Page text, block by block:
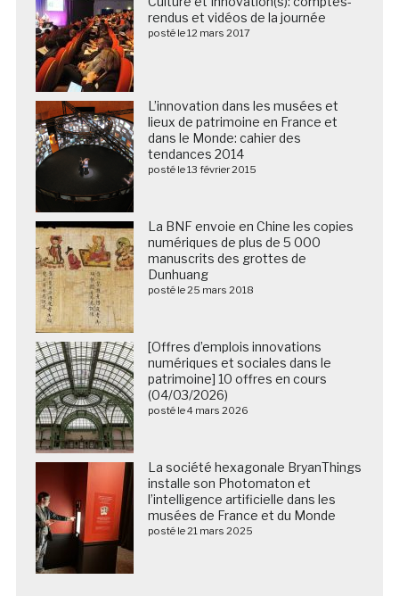
rendus et vidéos de la journée
posté le 12 mars 2017
L’innovation dans les musées et
lieux de patrimoine en France et
dans le Monde: cahier des
tendances 2014
posté le 13 février 2015
La BNF envoie en Chine les copies
numériques de plus de 5 000
manuscrits des grottes de
Dunhuang
posté le 25 mars 2018
[Offres d’emplois innovations
numériques et sociales dans le
patrimoine] 10 offres en cours
(04/03/2026)
posté le 4 mars 2026
La société hexagonale BryanThings
installe son Photomaton et
l’intelligence artificielle dans les
musées de France et du Monde
posté le 21 mars 2025